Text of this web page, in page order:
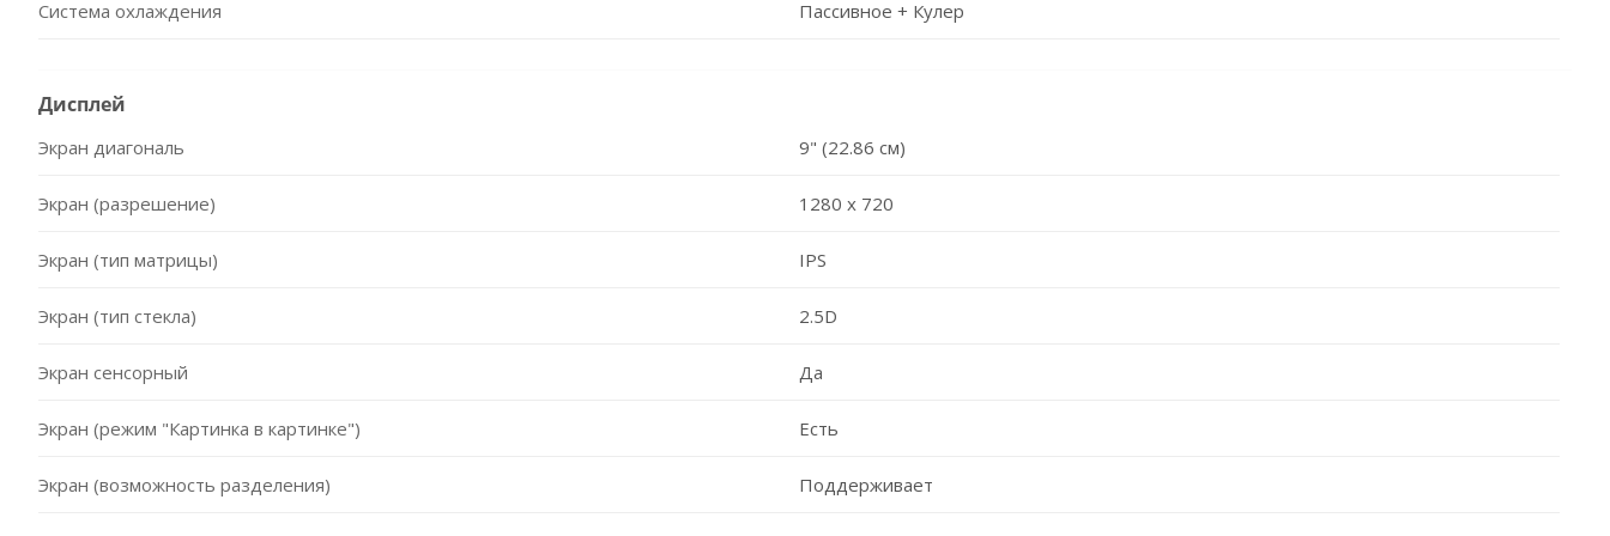
Система охлаждения Пассивное + Кулер
Дисплей
Экран диагональ 9" (22.86 см)
Экран (разрешение) 1280 х 720
Экран (тип матрицы) IPS
Экран (тип стекла) 2.5D
Экран сенсорный Да
Экран (режим "Картинка в картинке") Есть
Экран (возможность разделения) Поддерживает